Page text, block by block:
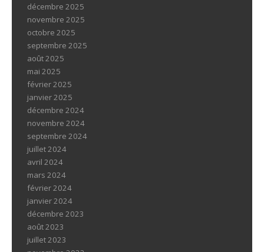
décembre 2025
novembre 2025
octobre 2025
septembre 2025
août 2025
mai 2025
février 2025
janvier 2025
décembre 2024
novembre 2024
septembre 2024
juillet 2024
avril 2024
mars 2024
février 2024
janvier 2024
décembre 2023
août 2023
juillet 2023